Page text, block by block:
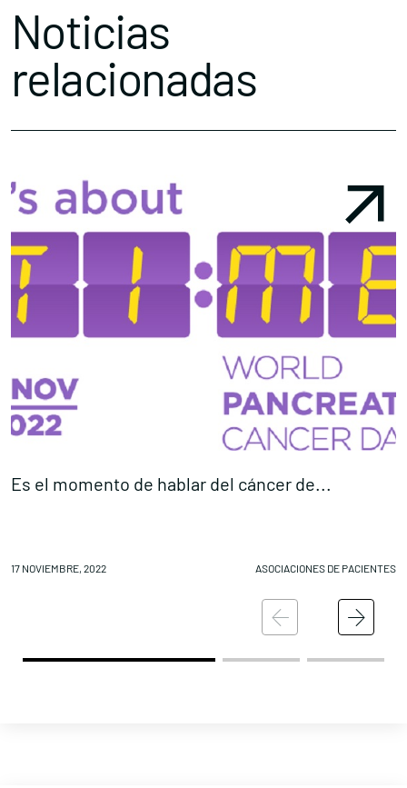
Noticias
relacionadas
Es el momento de hablar del cáncer de...
17 NOVIEMBRE, 2022 ASOCIACIONES DE PACIENTES